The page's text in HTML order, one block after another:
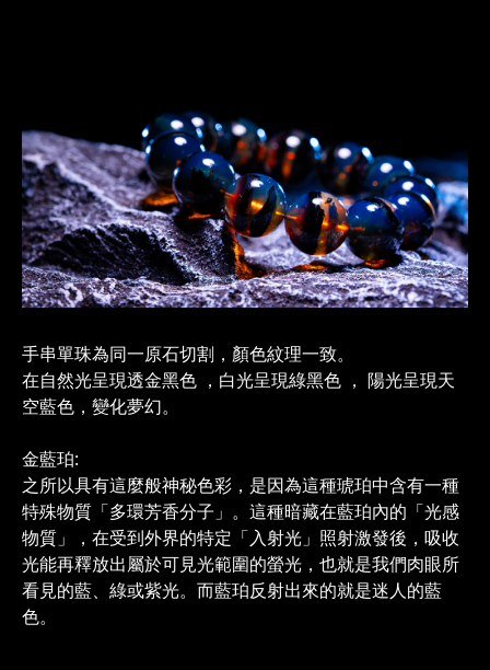
手串單珠為同一原石切割，顏色紋理一致。
在自然光呈現透金黑色 ，白光呈現綠黑色 ， 陽光呈現天
空藍色 ，變化夢幻。
金藍珀:
之所以具有這麼般神秘色彩，是因為這種琥珀中含有一種
特殊物質「多環芳香分子」。這種暗藏在藍珀內的「光感
物質」，在受到外界的特定「入射光」照射激發後，吸收
光能再釋放出屬於可見光範圍的螢光，也就是我們肉眼所
看見的藍、綠或紫光。而藍珀反射出來的就是迷人的藍
色。